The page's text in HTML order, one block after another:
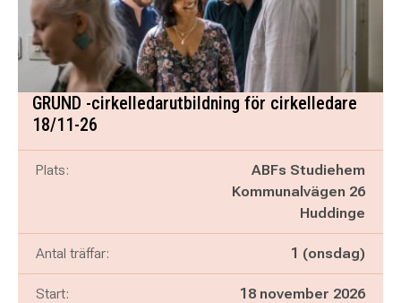
GRUND -cirkelledarutbildning för cirkelledare
18/11-26
Plats:
ABFs Studiehem
Kommunalvägen 26
Huddinge
Antal träffar: 1 (onsdag)
Start: 18 november 2026